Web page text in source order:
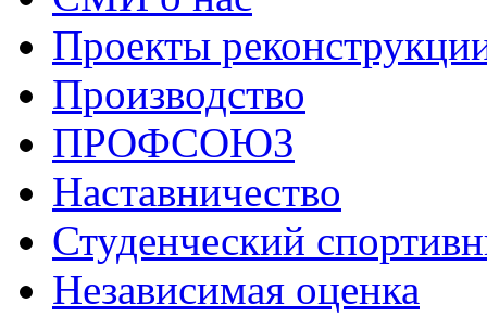
Проекты
Производство
ПРОФСОЮЗ
Наставничество
Студенческий
Независимая оценка